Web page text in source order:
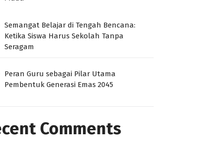
Semangat Belajar di Tengah Bencana:
Ketika Siswa Harus Sekolah Tanpa
Seragam
Peran Guru sebagai Pilar Utama
Pembentuk Generasi Emas 2045
Comments